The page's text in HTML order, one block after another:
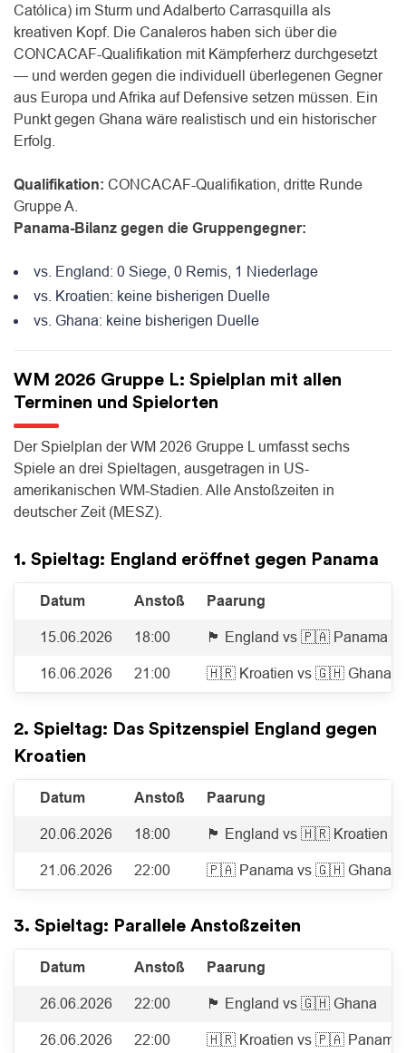
Católica) im Sturm und Adalberto Carrasquilla als
kreativen Kopf. Die Canaleros haben sich über die
CONCACAF-Qualifikation mit Kämpferherz durchgesetzt
— und werden gegen die individuell überlegenen Gegner
aus Europa und Afrika auf Defensive setzen müssen. Ein
Punkt gegen Ghana wäre realistisch und ein historischer
Erfolg.
Qualifikation: CONCACAF-Qualifikation, dritte Runde
Gruppe A.
Panama-Bilanz gegen die Gruppengegner:
vs. England: 0 Siege, 0 Remis, 1 Niederlage
vs. Kroatien: keine bisherigen Duelle
vs. Ghana: keine bisherigen Duelle
WM 2026 Gruppe L: Spielplan mit allen
Terminen und Spielorten
Der Spielplan der WM 2026 Gruppe L umfasst sechs
Spiele an drei Spieltagen, ausgetragen in US-
amerikanischen WM-Stadien. Alle Anstoßzeiten in
deutscher Zeit (MESZ).
1. Spieltag: England eröffnet gegen Panama
Datum Anstoß Paarung
15.06.2026 18:00 🏴󠁧󠁢󠁥󠁮󠁧󠁿 England vs 🇵🇦 Panama
16.06.2026 21:00 🇭🇷 Kroatien vs 🇬🇭 Ghana
2. Spieltag: Das Spitzenspiel England gegen
Kroatien
Datum Anstoß Paarung
20.06.2026 18:00 🏴󠁧󠁢󠁥󠁮󠁧󠁿 England vs 🇭🇷 Kroatien
21.06.2026 22:00 🇵🇦 Panama vs 🇬🇭 Ghana
3. Spieltag: Parallele Anstoßzeiten
Datum Anstoß Paarung
26.06.2026 22:00 🏴󠁧󠁢󠁥󠁮󠁧󠁿 England vs 🇬🇭 Ghana
26.06.2026 22:00 🇭🇷 Kroatien vs 🇵🇦 Panama